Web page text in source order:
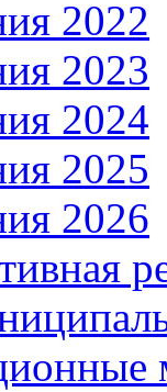
2022
2023
2024
2025
2026